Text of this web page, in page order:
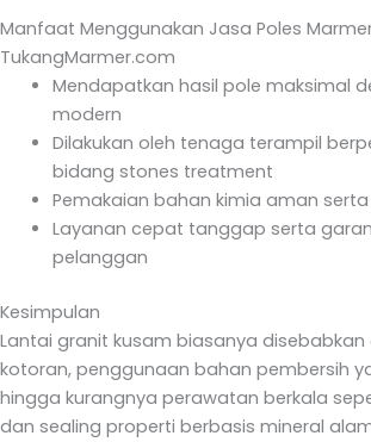
Manfaat Menggunakan Jasa Poles
TukangMarmer.com
Mendapatkan hasil pole maksimal
modern
Dilakukan oleh tenaga terampil
bidang stones treatment
Pemakaian bahan kimia aman
Layanan cepat tanggap serta
pelanggan
Kesimpulan
Lantai granit kusam biasanya disebabkan
kotoran, penggunaan bahan pembersih
hingga kurangnya perawatan berkala
dan sealing properti berbasis mineral